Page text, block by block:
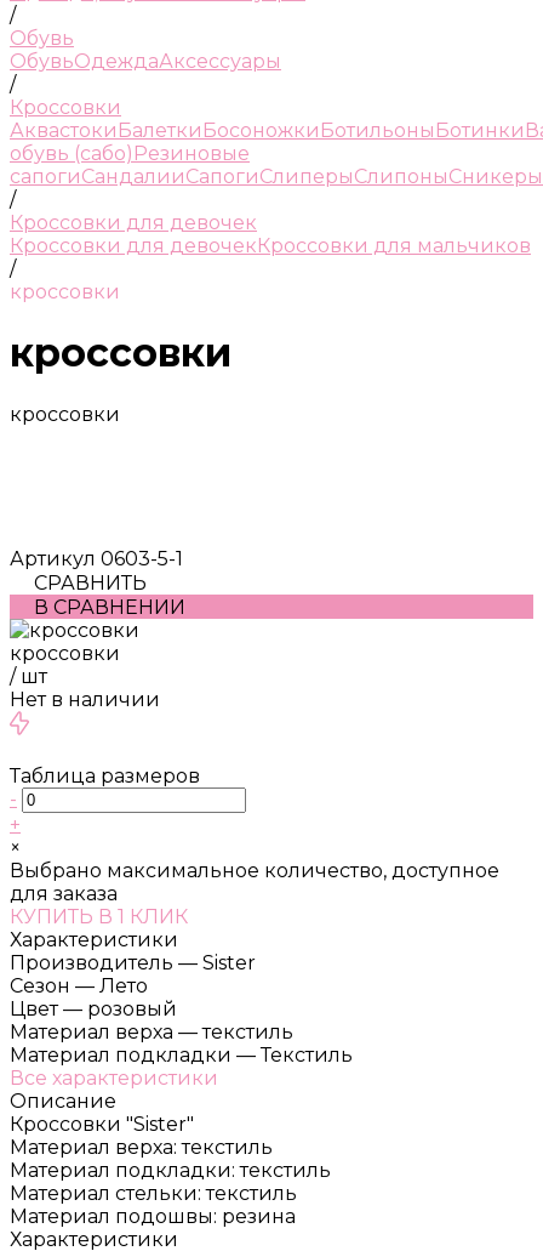
/
Обувь
ОбувьОдеждаАксессуары
/
Кроссовки
Аквастоки Балетки Босоножки Ботильоны Ботинки
обувь (сабо) Резиновые
сапогиСандалииСапогиСлиперыСлипоныСникеры
/
Кроссовки для девочек
Кроссовки для девочекКроссовки для мальчиков
/
кроссовки
кроссовки
кроссовки
Артикул 0603-5-1
СРАВНИТЬ
В СРАВНЕНИИ
кроссовки
/ шт
Нет в наличии
Таблица размеров
-
+
×
Выбрано максимальное количество, доступное
для заказа
КУПИТЬ В 1 КЛИК
Характеристики
Производитель — Sister
Сезон — Лето
Цвет — розовый
Материал верха — текстиль
Материал подкладки — Текстиль
Все характеристики
Описание
Кроссовки "Sister"
Материал верха: текстиль
Материал подкладки: текстиль
Материал стельки: текстиль
Материал подошвы: резина
Характеристики